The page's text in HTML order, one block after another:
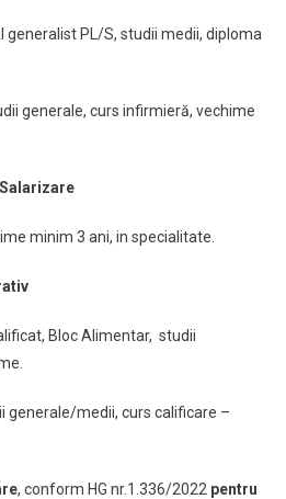
PL/S, studii medii, diploma
generale, curs infirmieră, vechime
minim 3 ani, in specialitate.
Bloc Alimentar, studii
generale/medii, curs calificare –
, conform HG nr.1.336/2022 pentru